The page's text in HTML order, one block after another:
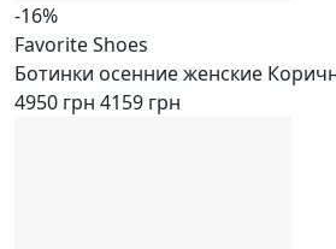
-16%
Favorite Shoes
Ботинки осенние женские
4950 грн 4159 грн